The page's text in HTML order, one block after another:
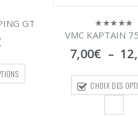
3X
0
sur
5
owner ST41
9,50€